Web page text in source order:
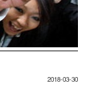
2018-03-30